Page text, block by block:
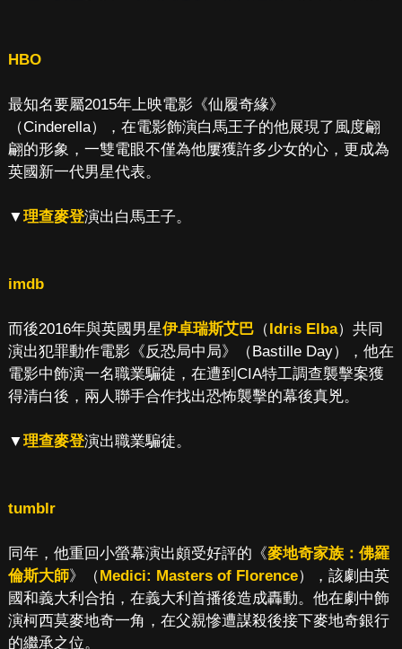
HBO
最知名要屬2015年上映電影《仙履奇緣》
（Cinderella），在電影飾演白馬王子的他展現了風度翩
翩的形象，一雙電眼不僅為他屢獲許多少女的心，更成為
英國新一代男星代表。
▼理查麥登演出白馬王子。
imdb
而後2016年與英國男星伊卓瑞斯艾巴（Idris Elba）共同
演出犯罪動作電影《反恐局中局》（Bastille Day），他在
電影中飾演一名職業騙徒，在遭到CIA特工調查襲擊案獲
得清白後，兩人聯手合作找出恐怖襲擊的幕後真兇。
▼理查麥登演出職業騙徒。
tumblr
同年，他重回小螢幕演出頗受好評的《麥地奇家族：佛羅
倫斯大師》（Medici: Masters of Florence），該劇由英
國和義大利合拍，在義大利首播後造成轟動。他在劇中飾
演柯西莫麥地奇一角，在父親慘遭謀殺後接下麥地奇銀行
的繼承之位。